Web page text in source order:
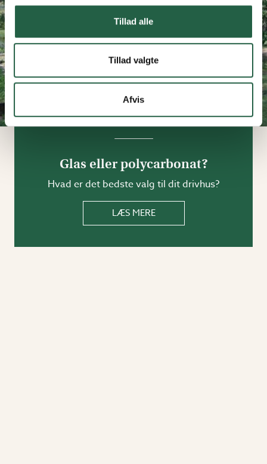
Tillad alle
Tillad valgte
Afvis
Glas eller polycarbonat?
Hvad er det bedste valg til dit drivhus?
LÆS MERE